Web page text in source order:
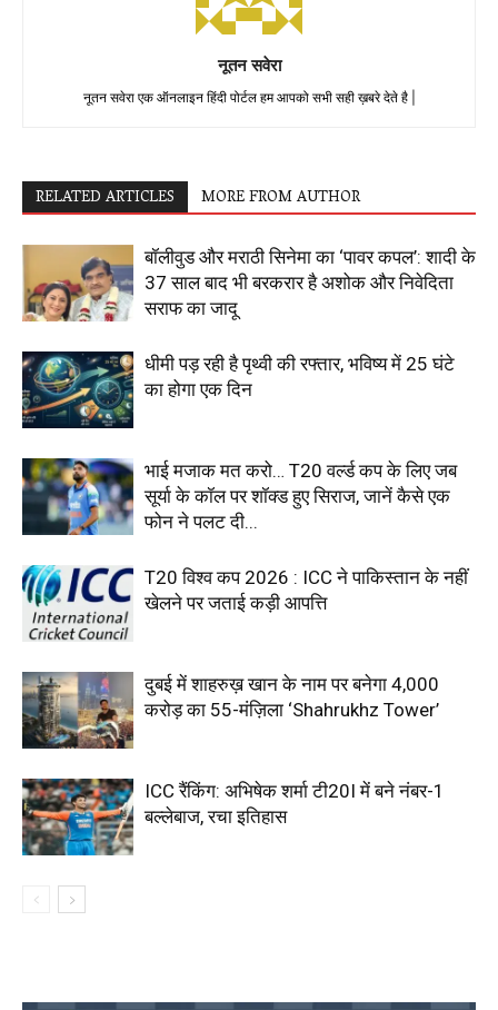
नूतन सवेरा
नूतन सवेरा एक ऑनलाइन हिंदी पोर्टल हम आपको सभी सही ख़बरे देते है |
RELATED ARTICLES MORE FROM AUTHOR
बॉलीवुड और मराठी सिनेमा का ‘पावर कपल’: शादी के
37 साल बाद भी बरकरार है अशोक और निवेदिता
सराफ का जादू
धीमी पड़ रही है पृथ्वी की रफ्तार, भविष्य में 25 घंटे
का होगा एक दिन
भाई मजाक मत करो… T20 वर्ल्ड कप के लिए जब
सूर्या के कॉल पर शॉक्ड हुए सिराज, जानें कैसे एक
फोन ने पलट दी...
T20 विश्व कप 2026 : ICC ने पाकिस्तान के नहीं
खेलने पर जताई कड़ी आपत्ति
दुबई में शाहरुख़ खान के नाम पर बनेगा ₹4,000
करोड़ का 55-मंज़िला ‘Shahrukhz Tower’
ICC रैंकिंग: अभिषेक शर्मा टी20I में बने नंबर-1
बल्लेबाज, रचा इतिहास